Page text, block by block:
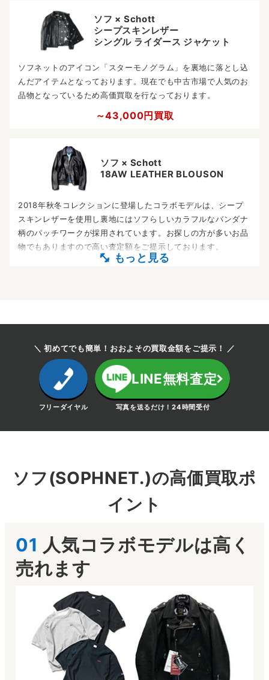
ソフ × Schott
シープスキンレザー
シングル ライダース ジャケット
ソフネットのアイコン「スターモノグラム」を裏地に落とし込
んだアイテムとなっております。現在でも中古市場で人気のお
品物となっているため高価買取を行なっております。
～43,000円買取
ソフ × Schott
18AW LEATHER BLOUSON
2018年秋冬コレクションに登場したコラボモデルは、シープ
スキンレザーを使用し裏地にはソフらしいカラフルなバンダナ
柄のパッチワークが採用されています。お探しの方が多いお品
物でもありますので高い査定額をご提示しております。
～29,000円買取
3WAY BRIEF
番となっている3WAYモデルとソフネットらしいカラーリング
が特徴です。バックパックなど４型展開されましたが、中でも
１番の人気を持ちます。
B.D SHIRT
ソフのシャツシリーズでも高い人気を持つゆったりしリエット
柄は中でも即完売となったお品物でもありますので高価買取中
です。
ソフ × ポーター
リュック
2016年秋冬コレクションに登場した、六本木ヒルズ店オープ
ンを記念に販売されたコラボモデルです。ネイビーをベースに
＼ 初めてでも簡単！おおよその買取金額をご提示！ ／
フリーダイヤル
LINE無料査定
写真を送るだけ！24時間受付
ソフ(SOPHNET.)の高価買取ポ
イント
01 人気コラボモデルは高く
売れます